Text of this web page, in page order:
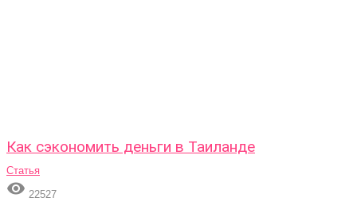
Как сэкономить деньги в Таиланде
Статья
 22527